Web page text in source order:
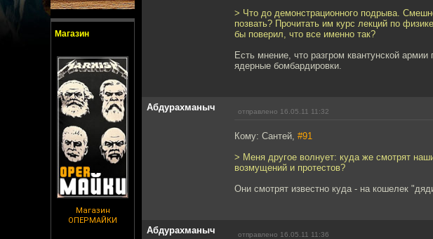
Магазин
Магазин
ОПЕРМАЙКИ
> Что до демонстрационного подрыва.
позвать? Прочитать им курс лекций по
бы поверил, что все именно так?
Есть мнение, что разгром квантунской
ядерные бомбардировки.
Абдурахманыч отправлено 16.05.11 11:32
Кому: Сантей, #91
> Меня другое волнует: куда же смотрят
возмущений и протестов?
Они смотрят известно куда - на кошелек
Абдурахманыч отправлено 16.05.11 11:36